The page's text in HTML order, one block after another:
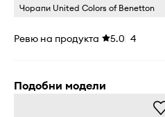
Чорапи United Colors of Benetton
Ревю на продукта 5.0 4
Подобни модели